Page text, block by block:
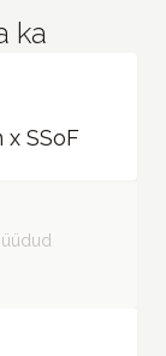
ka
SSoF